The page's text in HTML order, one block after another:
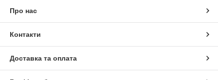
Про нас
Контакти
Доставка та оплата